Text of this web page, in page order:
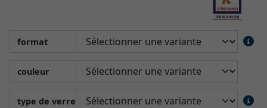
format
couleur
type de verre